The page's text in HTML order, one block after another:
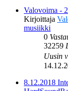
Valovoima -
Kirjoittaja
musiikki
0
32259
Uusin
8.12.2018